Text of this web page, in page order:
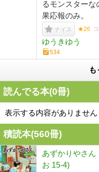
るモンスターな
果応報のみ。
ナイス ★26
ゆうきゆう
534
も
読んでる本(0冊)
表示する内容がありません
積読本(560冊)
あずかりやさん
お 15-4)